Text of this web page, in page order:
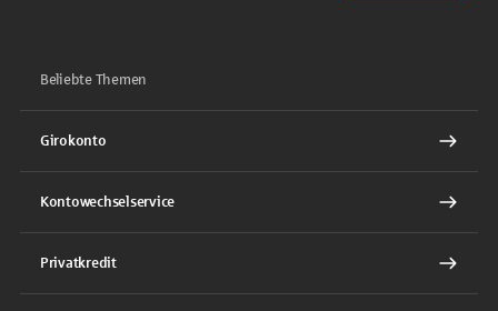
Beliebte Themen
Girokonto
Kontowechselservice
Privatkredit